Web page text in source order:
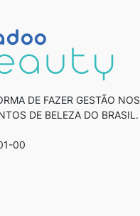
DE FAZER GESTÃO NOS
DE BELEZA DO BRASIL.
00